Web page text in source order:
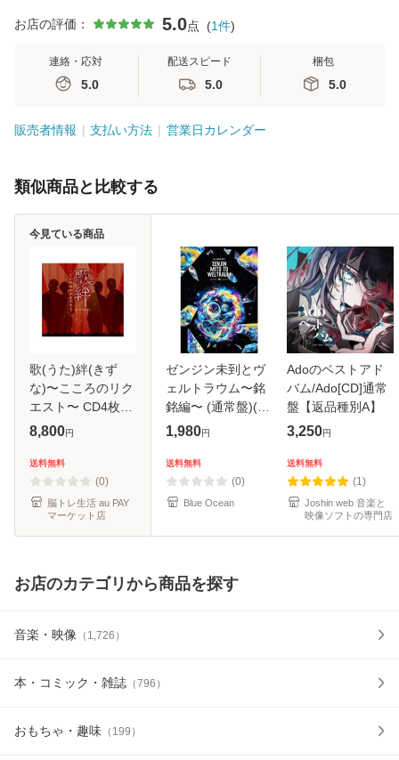
お店の評価： 5.0点 (1件)
連絡・応対
5.0
配送スピード
5.0
梱包
5.0
販売者情報 支払い方法 営業日カレンダー
類似商品と比較する
歌(うた)絆(きず
な)〜こころのリク
エスト〜 CD4枚組
演歌・歌謡曲 全74
8,800円
送料無料
(0)
脳トレ生活 au PAY
マーケット店
今見ている商品
ゼンジン未到とヴ
ェルトラウム〜銘
銘編〜 (通常盤)(2
枚組) [DVD]
1,980円
送料無料
(0)
Blue Ocean
Adoのベストアド
バム/Ado[CD]通常
盤【返品種別A】
3,250円
送料無料
(1)
Joshin web 音楽と
映像ソフトの専門店
お店のカテゴリから商品を探す
音楽・映像 （ 1,726 ）
本・コミック・雑誌 （796 ）
おもちゃ・趣味 （ 199 ）